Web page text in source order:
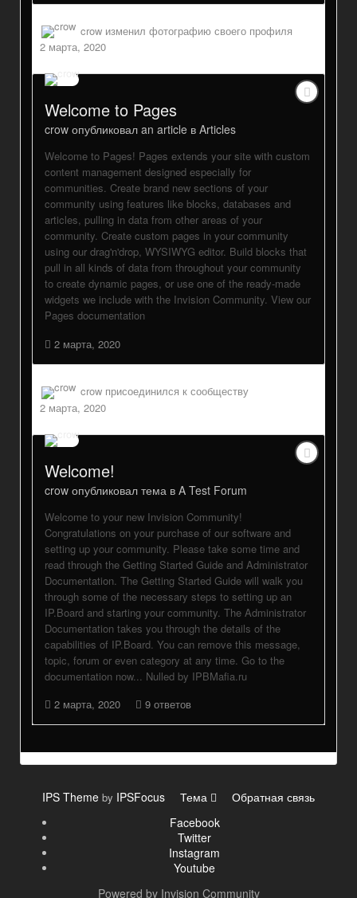
crow изменил фотографию своего профиля
2 марта, 2020
Welcome to Pages
crow опубликовал an article в Articles
Welcome to Pages! Pages extends your site with custom
content management designed especially for
communities. Create brand new sections of your
community using features like blocks, databases and
articles, pulling in data from other areas of your
community. Create custom pages in your community
using our drag'n'drop, WYSIWYG editor. Build blocks that
pull in all kinds of data from throughout your community
to create dynamic pages, or use one of the ready-made
widgets we include with the Invision Community. View our
Pages documentation
2 марта, 2020
crow присоединился к сообществу
2 марта, 2020
Welcome!
crow опубликовал тема в A Test Forum
Welcome to your new Invision Community!
Congratulations on your purchase of our software and
setting up your community. Please take some time and
read through the Getting Started Guide and Administrator
Documentation. The Getting Started Guide will walk you
through some of the necessary steps to setting up an
IP.Board and starting your community. The Administrator
Documentation takes you through the details of the
capabilities of IP.Board. You can remove this message,
topic, forum or even category at any time. Go to the
documentation now... Nulled by IPBMafia.ru
2 марта, 2020
9 ответов
IPS Theme by IPSFocus Тема
Обратная связь
Facebook
Twitter
Instagram
Youtube
Powered by Invision Community